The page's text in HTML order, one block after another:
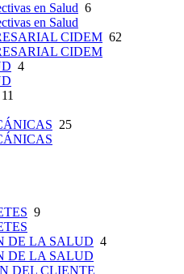
en Salud 6
en Salud
CIDEM 62
CIDEM
4
11
25
9
DE LA SALUD 4
DE LA SALUD
DEL CLIENTE